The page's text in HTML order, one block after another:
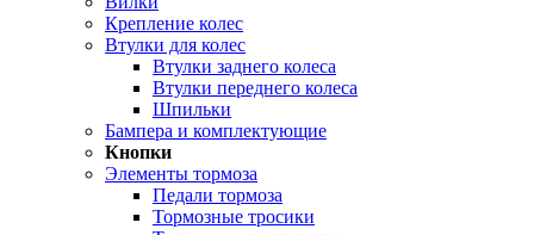
Крепление колес
Втулки для колес
Втулки заднего колеса
Втулки переднего колеса
Шпильки
Бампера и комплектующие
Кнопки
Элементы тормоза
Педали тормоза
Тормозные тросики